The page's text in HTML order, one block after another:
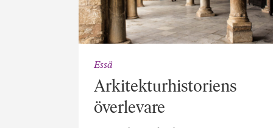
Essä
Arkitekturhistoriens
överlevare